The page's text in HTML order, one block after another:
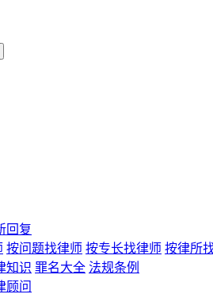
回复
按问题找律师 按专长找律师 按律所
知识 罪名大全 法规条例
顾问